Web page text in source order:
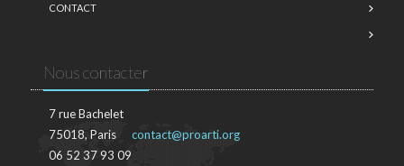
CONTACT
Nous contacter
7 rue Bachelet
75018, Paris
06 52 37 93 09
contact@proarti.org